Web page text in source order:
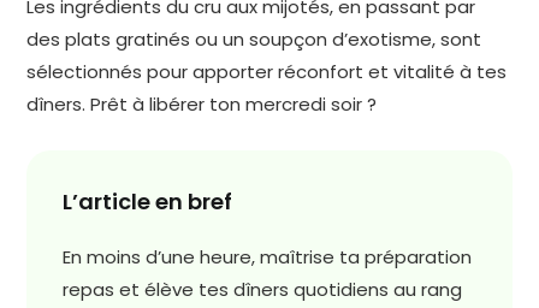
Les ingrédients du cru aux mijotés, en passant par
des plats gratinés ou un soupçon d’exotisme, sont
sélectionnés pour apporter réconfort et vitalité à tes
dîners. Prêt à libérer ton mercredi soir ?
L’article en bref
En moins d’une heure, maîtrise ta préparation
repas et élève tes dîners quotidiens au rang